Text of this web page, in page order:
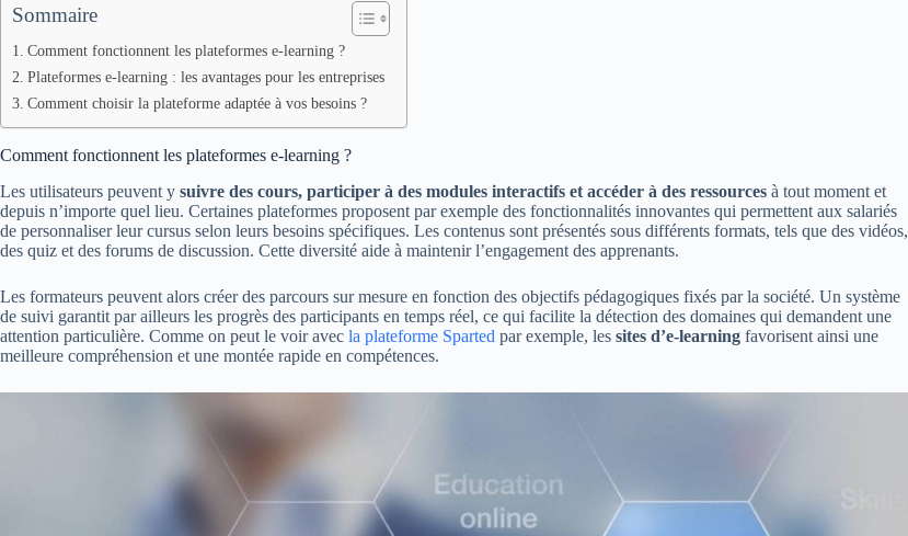
Sommaire
Comment fonctionnent les plateformes e-learning ?
Plateformes e-learning : les avantages pour les entreprises
Comment choisir la plateforme adaptée à vos besoins ?
Comment fonctionnent les plateformes e-learning ?
Les utilisateurs peuvent y suivre des cours, participer à des modules interactifs et accéder à des ressources à tout moment et
depuis n’importe quel lieu. Certaines plateformes proposent par exemple des fonctionnalités innovantes qui permettent aux salariés
de personnaliser leur cursus selon leurs besoins spécifiques. Les contenus sont présentés sous différents formats, tels que des vidéos,
des quiz et des forums de discussion. Cette diversité aide à maintenir l’engagement des apprenants.
Les formateurs peuvent alors créer des parcours sur mesure en fonction des objectifs pédagogiques fixés par la société. Un système
de suivi garantit par ailleurs les progrès des participants en temps réel, ce qui facilite la détection des domaines qui demandent une
attention particulière. Comme on peut le voir avec la plateforme Sparted par exemple, les sites d’e-learning favorisent ainsi une
meilleure compréhension et une montée rapide en compétences.